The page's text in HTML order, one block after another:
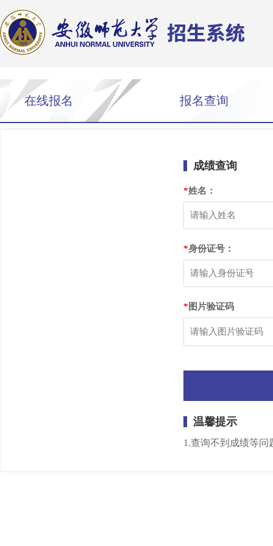
在线报名 报名查询
成绩查询
*姓名：
*身份证号：
* 图片验证码
温馨提示
1.查询不到成绩等问